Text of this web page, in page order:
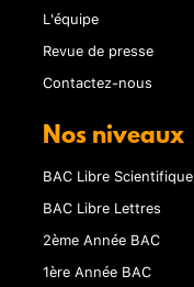
L'équipe
Revue de presse
Contactez-nous
Nos niveaux
BAC Libre Scientifique
BAC Libre Lettres
2ème Année BAC
1ère Année BAC